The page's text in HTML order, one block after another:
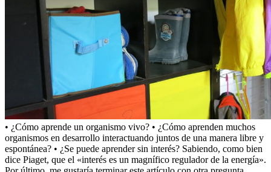
• ¿Cómo aprende un organismo vivo? • ¿Cómo aprenden muchos
organismos en desarrollo interactuando juntos de una manera libre y
espontánea? • ¿Se puede aprender sin interés? Sabiendo, como bien
dice Piaget, que el «interés es un magnífico regulador de la energía».